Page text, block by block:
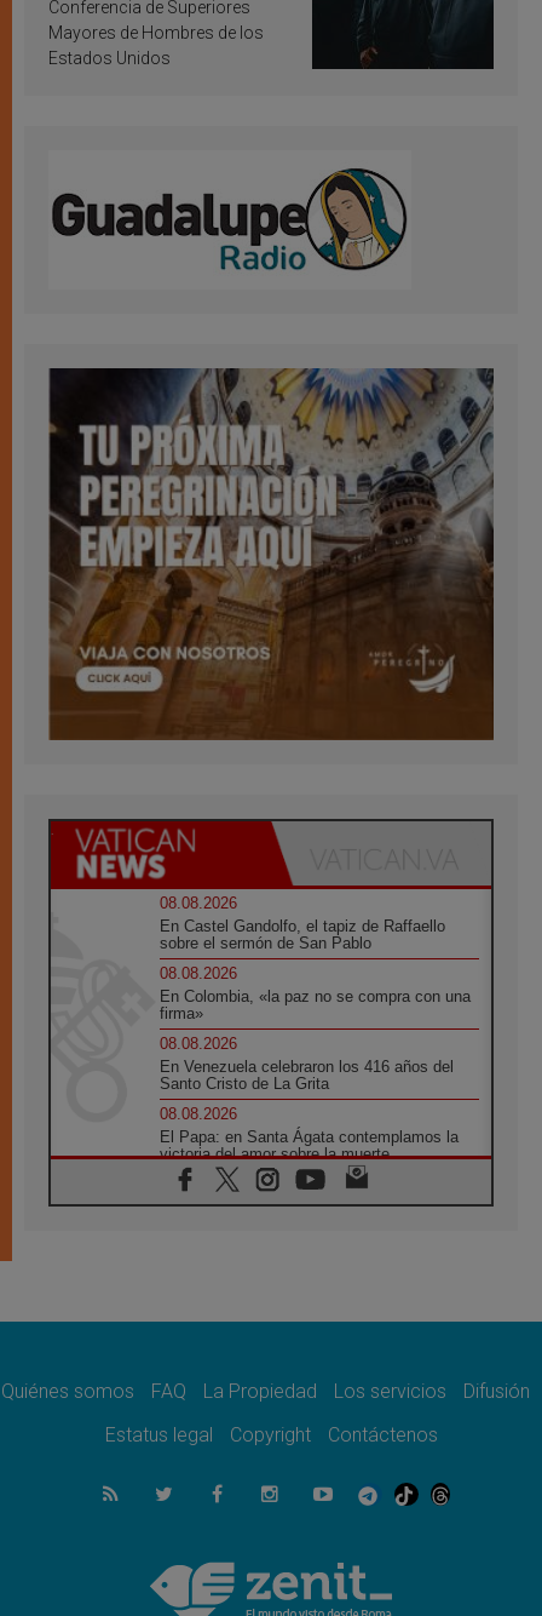
Conferencia de Superiores
Mayores de Hombres de los
Estados Unidos
08.08.2026
En Castel Gandolfo, el tapiz de Raffaello
sobre el sermón de San Pablo
08.08.2026
En Colombia, «la paz no se compra con una
firma»
08.08.2026
En Venezuela celebraron los 416 años del
Santo Cristo de La Grita
08.08.2026
El Papa: en Santa Ágata contemplamos la
victoria del amor sobre la muerte
08.08.2026
León XIV visitará el Santuario de la Madre
07.08.2026
07.08.2026
el compromiso del cristiano"
La matanza de niños en Gaza no cesa: 300
muertos en 300 días
Tagle: La guerra desfigura el mundo, solo la
revelación de Dios lo transfigura
Quiénes somos FAQ La Propiedad Los servicios
Difusión
Estatus legal
Copyright Contáctenos